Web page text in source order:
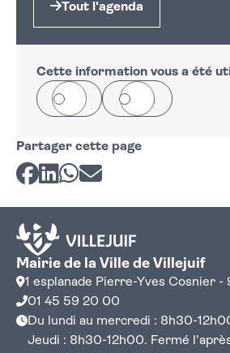
Tout l'agenda
Cette information vous a été
Oui Non
Partager cette page
Partager sur Facebook
Partager sur LinkedIn
Partager sur Whatsapp
Partager par courriel
Mairie de la Ville de Villejuif
1 esplanade Pierre-Yves Cosnier
01 45 59 20 00
Du lundi au mercredi : 8h30-
Jeudi : 8h30-12h00. Fermé